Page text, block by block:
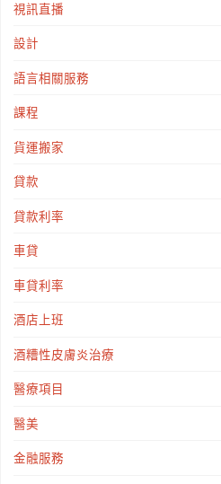
視訊直播
設計
語言相關服務
課程
貨運搬家
貸款
貸款利率
車貸
車貸利率
酒店上班
酒糟性皮膚炎治療
醫療項目
醫美
金融服務